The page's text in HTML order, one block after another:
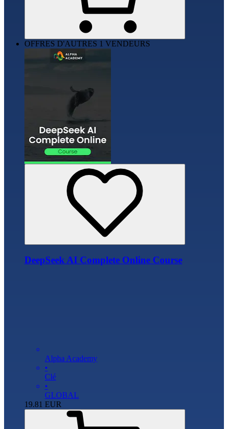
OFFRES D'AUTRES 1 VENDEURS
DeepSeek AI Complete Online Course
Alpha Academy
•
Clé
•
GLOBAL
19.81 EUR